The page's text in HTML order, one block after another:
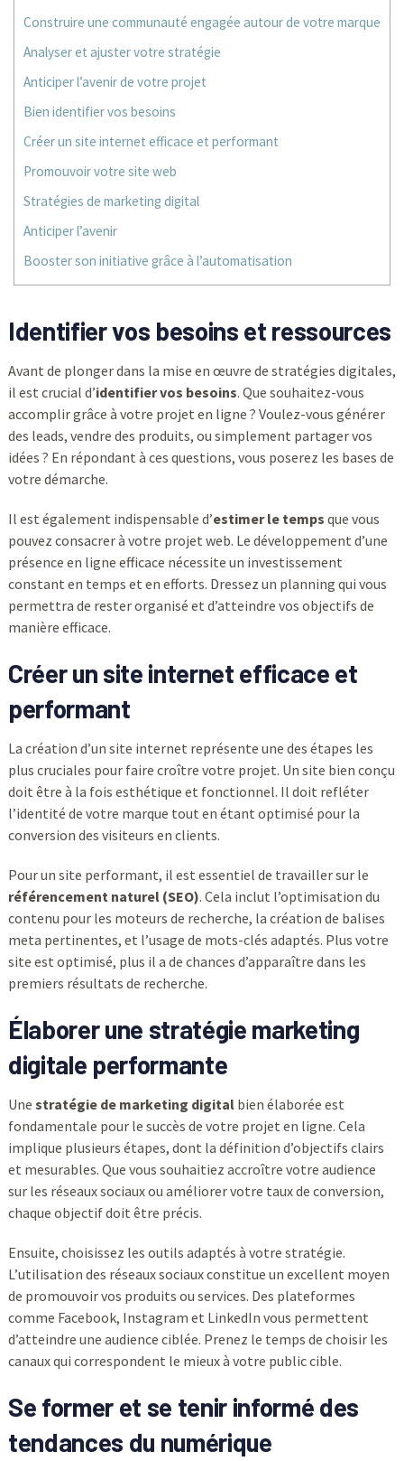
Construire une communauté engagée autour de votre marque
Analyser et ajuster votre stratégie
Anticiper l’avenir de votre projet
Bien identifier vos besoins
Créer un site internet efficace et performant
Promouvoir votre site web
Stratégies de marketing digital
Anticiper l’avenir
Booster son initiative grâce à l’automatisation
Identifier vos besoins et ressources
Avant de plonger dans la mise en œuvre de stratégies digitales,
il est crucial d’identifier vos besoins. Que souhaitez-vous
accomplir grâce à votre projet en ligne ? Voulez-vous générer
des leads, vendre des produits, ou simplement partager vos
idées ? En répondant à ces questions, vous poserez les bases de
votre démarche.
Il est également indispensable d’estimer le temps que vous
pouvez consacrer à votre projet web. Le développement d’une
présence en ligne efficace nécessite un investissement
constant en temps et en efforts. Dressez un planning qui vous
permettra de rester organisé et d’atteindre vos objectifs de
manière efficace.
Créer un site internet efficace et
performant
La création d’un site internet représente une des étapes les
plus cruciales pour faire croître votre projet. Un site bien conçu
doit être à la fois esthétique et fonctionnel. Il doit refléter
l’identité de votre marque tout en étant optimisé pour la
conversion des visiteurs en clients.
Pour un site performant, il est essentiel de travailler sur le
référencement naturel (SEO). Cela inclut l’optimisation du
contenu pour les moteurs de recherche, la création de balises
meta pertinentes, et l’usage de mots-clés adaptés. Plus votre
site est optimisé, plus il a de chances d’apparaître dans les
premiers résultats de recherche.
Élaborer une stratégie marketing
digitale performante
Une stratégie de marketing digitalbien élaborée est
fondamentale pour le succès de votre projet en ligne. Cela
implique plusieurs étapes, dont la définition d’objectifs clairs
et mesurables. Que vous souhaitiez accroître votre audience
sur les réseaux sociaux ou améliorer votre taux de conversion,
chaque objectif doit être précis.
Ensuite, choisissez les outils adaptés à votre stratégie.
L’utilisation des réseaux sociaux constitue un excellent moyen
de promouvoir vos produits ou services. Des plateformes
comme Facebook, Instagram et LinkedIn vous permettent
d’atteindre une audience ciblée. Prenez le temps de choisir les
canaux qui correspondent le mieux à votre public cible.
Se former et se tenir informé des
tendances du numérique